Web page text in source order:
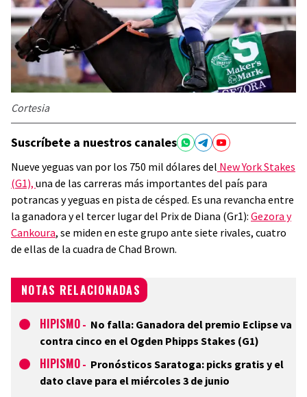
Cortesia
Suscríbete a nuestros canales
Nueve yeguas van por los 750 mil dólares del New York Stakes
(G1), una de las carreras más importantes del país para
potrancas y yeguas en pista de césped. Es una revancha entre
la ganadora y el tercer lugar del Prix de Diana (Gr1): Gezora y
Cankoura, se miden en este grupo ante siete rivales, cuatro
de ellas de la cuadra de Chad Brown.
NOTAS RELACIONADAS
HIPISMO - No falla: Ganadora del premio Eclipse va
contra cinco en el Ogden Phipps Stakes (G1)
HIPISMO - Pronósticos Saratoga: picks gratis y el
dato clave para el miércoles 3 de junio